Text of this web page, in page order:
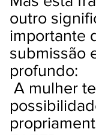
outro
importante
submissão
profundo:
A mulher